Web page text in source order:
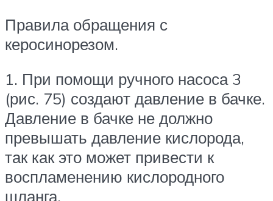
Правила обращения с
керосинорезом.
1. При помощи ручного насоса 3
(рис. 75) создают давление в бачке.
Давление в бачке не должно
превышать давление кислорода,
так как это может привести к
воспламенению кислородного
шланга.